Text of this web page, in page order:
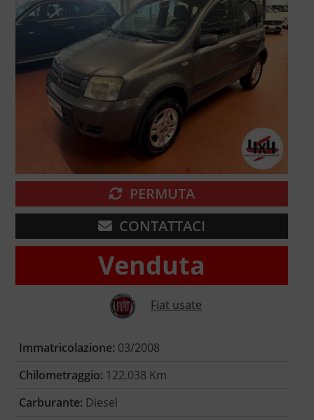
🔍
PERMUTA
CONTATTACI
Venduta
Fiat usate
Immatricolazione: 03/2008
Chilometraggio: 122.038 Km
Carburante: Diesel